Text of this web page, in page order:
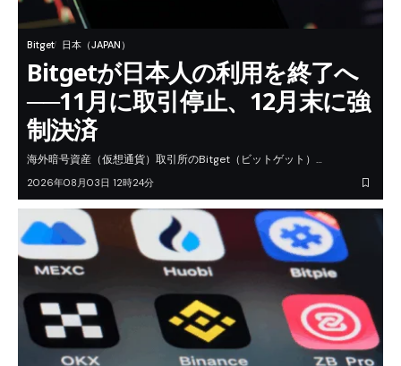
Bitget 日本（JAPAN）
Bitgetが日本人の利用を終了へ
──11月に取引停止、12月末に強
制決済
海外暗号資産（仮想通貨）取引所のBitget（ビットゲット）…
2026年08月03日 12時24分